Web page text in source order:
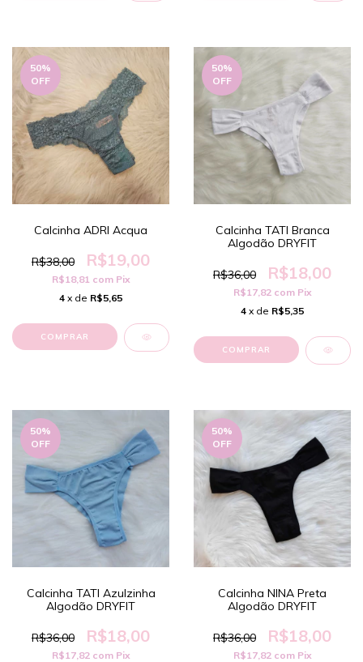
50%
OFF
Calcinha ADRI Acqua
R$38,00 R$19,00
R$18,81 com Pix
4 x de R$5,65
COMPRAR
50%
OFF
Calcinha TATI Branca
Algodão DRYFIT
R$36,00 R$18,00
R$17,82 com Pix
4 x de R$5,35
COMPRAR
50%
OFF
Calcinha TATI Azulzinha
Algodão DRYFIT
R$36,00 R$18,00
R$17,82 com Pix
50%
OFF
Calcinha NINA Preta
Algodão DRYFIT
R$36,00 R$18,00
R$17,82 com Pix